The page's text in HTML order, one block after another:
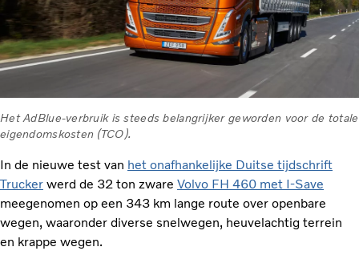
Het AdBlue-verbruik is steeds belangrijker geworden voor de totale
eigendomskosten (TCO).
In de nieuwe test van het onafhankelijke Duitse tijdschrift
Trucker werd de 32 ton zware Volvo FH 460 met I-Save
meegenomen op een 343 km lange route over openbare
wegen, waaronder diverse snelwegen, heuvelachtig terrein
en krappe wegen.